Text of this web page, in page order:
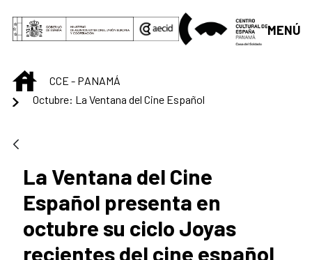
Saltar al contenido principal
MENÚ
INICIOCCE - PANAMÁ
Octubre: La Ventana del Cine Español
La Ventana del Cine
Español presenta en
octubre su ciclo Joyas
recientes del cine español